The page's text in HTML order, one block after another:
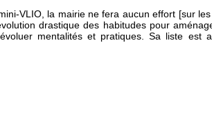
mini-VLIO, la mairie ne fera aucun effort [sur
drastique des habitudes pour
mentalités et pratiques. Sa liste est